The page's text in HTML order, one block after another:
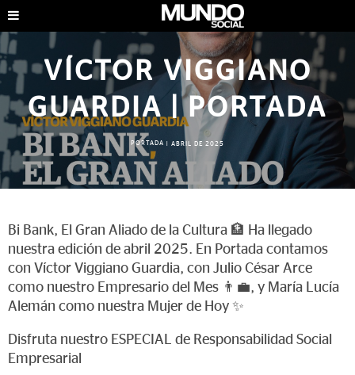
VÍCTOR VIGGIANO
GUARDIA | PORTADA
PORTADA ABRIL DE 2025
Bi Bank, El Gran Aliado de la Cultura 🏦 Ha llegado
nuestra edición de abril 2025. En Portada contamos
con Víctor Viggiano Guardia, con Julio César Arce
como nuestro Empresario del Mes 👨‍💼, y María Lucía
Alemán como nuestra Mujer de Hoy ✨
Disfruta nuestro ESPECIAL de Responsabilidad Social
Empresarial